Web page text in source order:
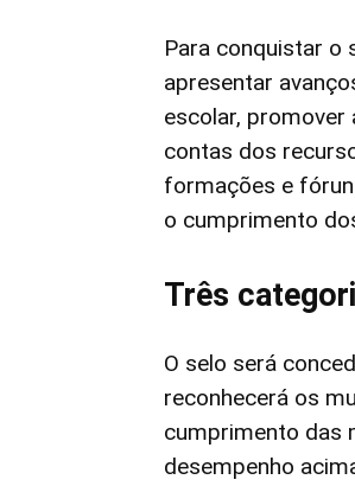
Para conquistar o
apresentar
escolar, promover
contas dos
formações e
o cumprimento
Três
O selo será
reconhecerá os
cumprimento das
desempenho